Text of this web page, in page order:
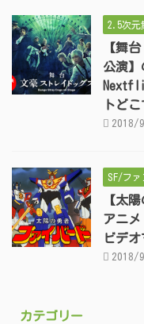
2.5次元
【舞
公演】
トど
2018/
SF/ファ
【太
アニメ
ビデ
2018/
カテゴリー